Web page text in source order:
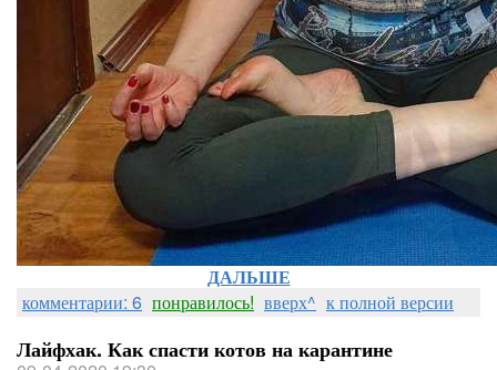
ДАЛЬШЕ
комментарии: 6 понравилось! вверх^ к полной версии
Лайфхак. Как спасти котов на карантине